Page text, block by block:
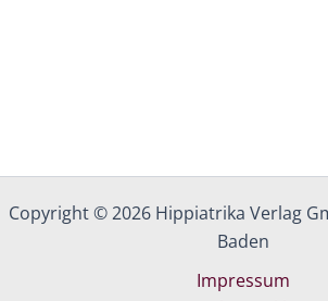
Copyright © 2026 Hippiatrika Verlag
Baden
Impressum